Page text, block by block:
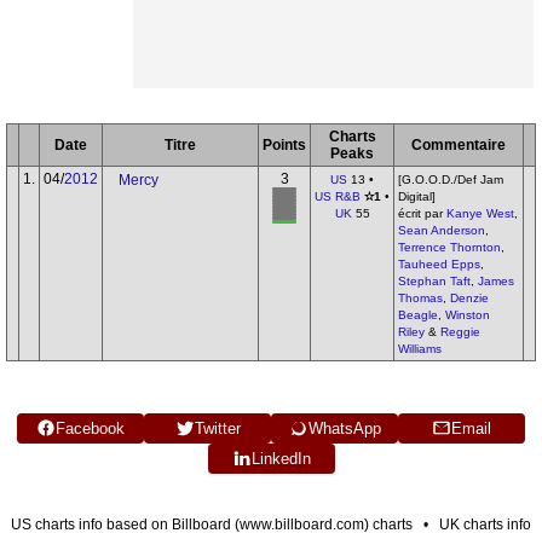
Date Titre Points
Charts
Peaks
Commentaire
1.
04/2012 Mercy 3 US 13 •
US R&B ✫1 •
UK 55
[G.O.O.D./Def Jam
Digital]
écrit parKanye West
Sean Anderson
Terrence Thornton
Tauheed Epps
Stephan Taft James
Thomas Denzie
Beagle
Winston
Riley & Reggie
Williams
Facebook Twitter WhatsApp
Email
LinkedIn
US charts info based on Billboard (www.billboard.com) charts • UK charts info